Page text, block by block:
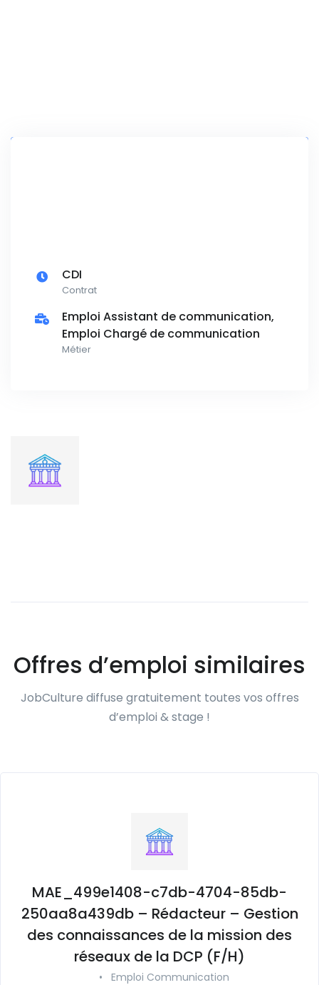
CDI
Contrat
Emploi Assistant de communication,
Emploi Chargé de communication
Métier
Offres d’emploi similaires
JobCulture diffuse gratuitement toutes vos offres
d’emploi & stage !
MAE_499e1408-c7db-4704-85db-
250aa8a439db – Rédacteur – Gestion
des connaissances de la mission des
réseaux de la DCP (F/H)
• Emploi Communication